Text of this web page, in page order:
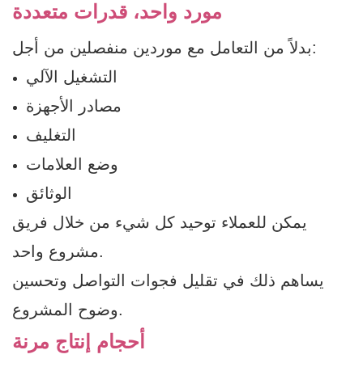
مورد واحد، قدرات متعددة
بدلاً من التعامل مع موردين منفصلين من أجل:
التشغيل الآلي
مصادر الأجهزة
التغليف
وضع العلامات
الوثائق
يمكن للعملاء توحيد كل شيء من خلال فريق
مشروع واحد.
يساهم ذلك في تقليل فجوات التواصل وتحسين
وضوح المشروع.
أحجام إنتاج مرنة